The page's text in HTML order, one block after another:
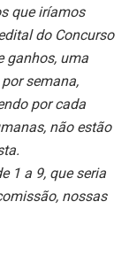
que iríamos
do Concurso
ganhos, uma
semana,
por cada
não estão
1 a 9, que seria
nossas